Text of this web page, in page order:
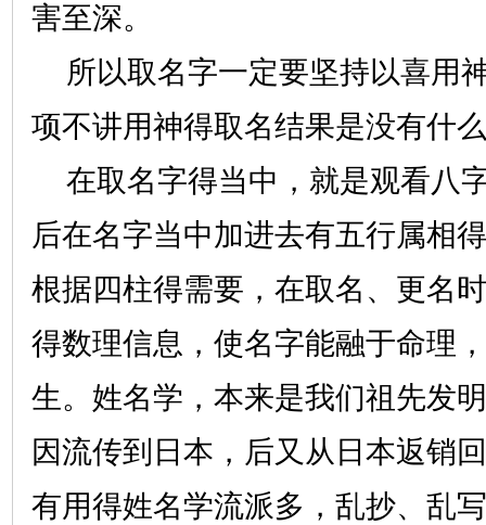
害至深。
所以取名字一定要坚持以喜用
项不讲用神得取名结果是没有什
在取名字得当中，就是观看八
后在名字当中加进去有五行属相
根据四柱得需要，在取名、更名
得数理信息，使名字能融于命理
生。姓名学，本来是我们祖先发
因流传到日本，后又从日本返销
有用得姓名学流派多，乱抄、乱